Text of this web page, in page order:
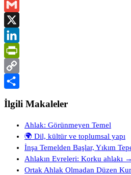
WhatsApp
Gmail
X
LinkedIn
PrintFriendly
Copy
Link
Share
İlgili Makaleler
Ahlak: Görünmeyen Temel
🌍 Dil, kültür ve toplumsal yapı
İnşa Temelden Başlar, Yıkım
Ahlakın Evreleri: Korku ahlakı
Ortak Ahlak Olmadan Düzen